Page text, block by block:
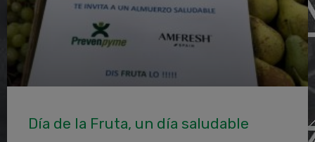
Día de la Fruta, un día saludable